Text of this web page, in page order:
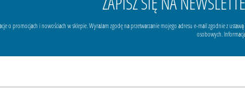
o promocjach i nowościach w sklepie. Wyrażam zgodę na przetwarzanie mojego adresu e-mail zgodnie z
osobowych.